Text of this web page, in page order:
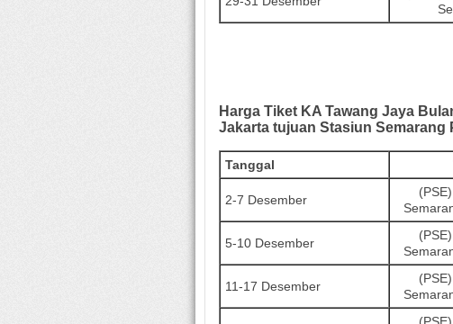
Harga Tiket KA Tawang Jaya
Jakarta tujuan Stasiun Semarang
Tanggal
2-7 Desember
5-10 Desember
11-17 Desember